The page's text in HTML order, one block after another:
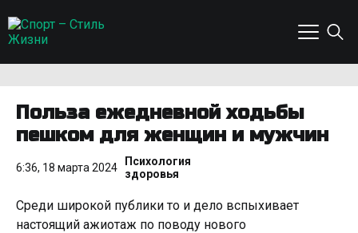
Польза ежедневной ходьбы
пешком для женщин и мужчин
6:36, 18 марта 2024
Психология
здоровья
Среди широкой публики то и дело вспыхивает
настоящий ажиотаж по поводу нового